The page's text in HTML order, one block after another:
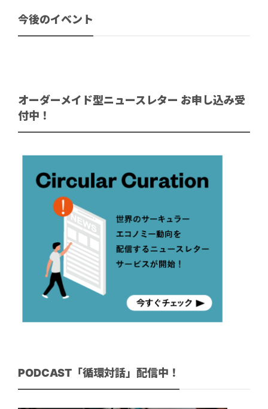
今後のイベント
オーダーメイド型ニュースレター お申し込み受
付中！
PODCAST「循環対話」配信中！